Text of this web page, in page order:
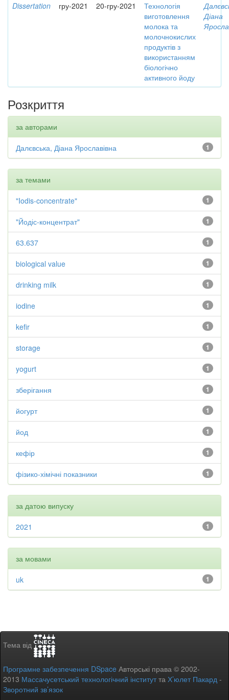
Dissertation гру-2021 20-гру-2021
Технологія
виготовлення
молока та
молочнокислих
продуктів з
використанням
біологічно
активного йоду
Діана
Розкриття
за авторами
1
Далєвська, Діана Ярославівна
за темами
1
"Iodis-concentrate"
1
"Йодіс-концентрат"
1
63.637
1
biological value
1
drinking milk
1
iodine
1
kefir
1
storage
1
yogurt
1
зберігання
1
йогурт
1
йод
1
кефір
1
фізико-хімічні показники
за датою випуску
1
2021
за мовами
1
uk
Тема від
Програмне забезпечення DSpace Авторські права © 2002-
2013 Массачусетський технологічний інститутта Х’юлет Пакард -
Зворотний зв’язок